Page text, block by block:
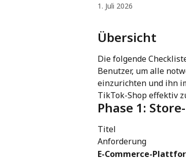
1. Juli 2026
Übersicht
Die folgende
Benutzer, um alle
einzurichten und ihn
TikTok-Shop effektiv
Phase 1:
Titel
Anforderung
E-Commerce-